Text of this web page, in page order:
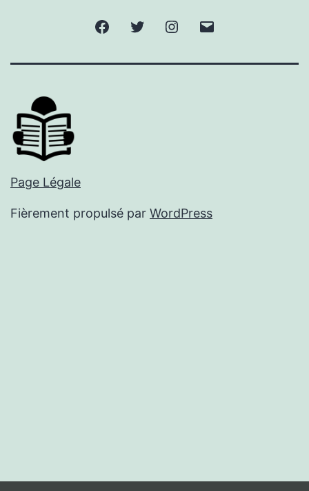
FacebookTwitter Instagram
Page Légale
Fièrement propulsé par WordPress